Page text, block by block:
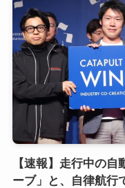
【速報】走行中の
ーブ」と、自律航行